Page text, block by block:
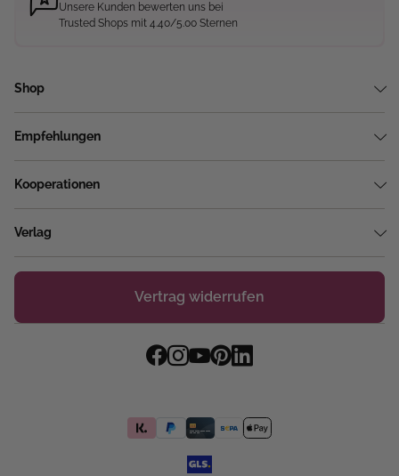
Unsere Kunden bewerten uns bei
Trusted Shops mit 4.40/5.00 Sternen
Shop
Empfehlungen
Kooperationen
Verlag
Vertrag widerrufen